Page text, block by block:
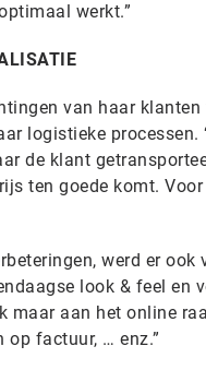
werkt.”
van haar
logistieke
de klant
ten goede komt.
werd er ook
look & feel en
maar aan het online
op factuur, … enz.”